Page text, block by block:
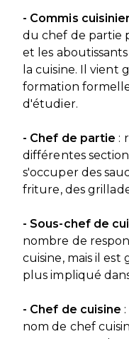
- Commis cuisinier
du chef de partie
et les
la cuisine. Il vient
formation
d'étudier.
- Chef de partie :
différentes
s'occuper des
friture, des
- Sous-chef de
nombre de
cuisine, mais il
plus impliqué
- Chef de cuisine
nom de chef